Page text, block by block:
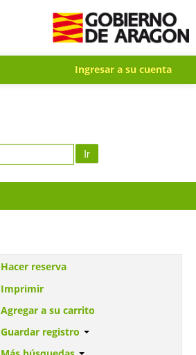
Ingresar a su cuenta
Ir
Hacer reserva
Imprimir
Agregar a su carrito
Guardar registro